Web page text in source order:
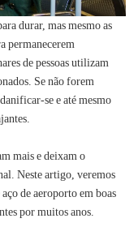
durar, mas mesmo as
permanecerem
de pessoas utilizam
Se não forem
se e até mesmo
mais e deixam o
Neste artigo, veremos
de aeroporto em boas
por muitos anos.